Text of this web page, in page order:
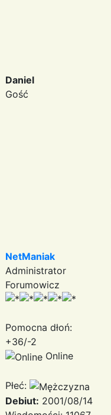
Daniel
Gość
NetManiak
Administrator
Forumowicz
Pomocna dłoń:
+36/-2
Online
Płeć:
Debiut: 2001/08/14